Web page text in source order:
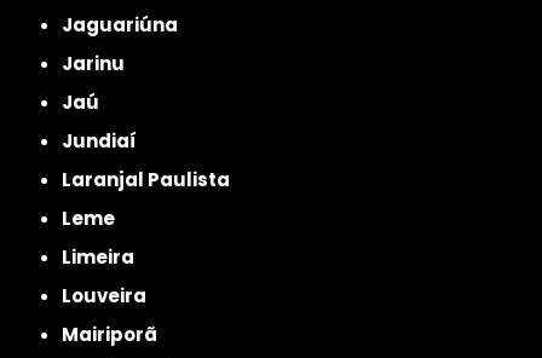
Jaguariúna
Jarinu
Jaú
Jundiaí
Laranjal Paulista
Leme
Limeira
Louveira
Mairiporã